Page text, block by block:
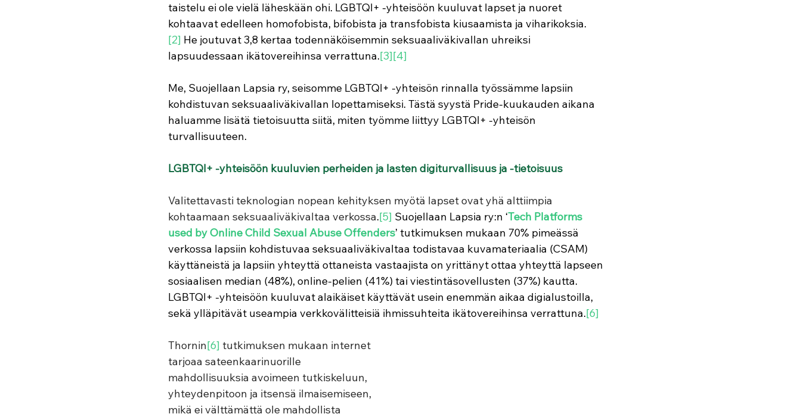
taistelu ei ole vielä läheskään ohi. LGBTQI+ -yhteisöön kuuluvat lapset ja nuoret
kohtaavat edelleen homofobista, bifobista ja transfobista kiusaamista ja viharikoksia.
[2] He joutuvat 3,8 kertaa todennäköisemmin seksuaaliväkivallan uhreiksi
lapsuudessaan ikätovereihinsa verrattuna.[3][4]
Me, Suojellaan Lapsia ry, seisomme LGBTQI+ -yhteisön rinnalla työssämme lapsiin
kohdistuvan seksuaaliväkivallan lopettamiseksi. Tästä syystä Pride-kuukauden aikana
haluamme lisätä tietoisuutta siitä, miten työmme liittyy LGBTQI+ -yhteisön
turvallisuuteen.
LGBTQI+ -yhteisöön kuuluvien perheiden ja lasten digiturvallisuus ja -tietoisuus
Valitettavasti teknologian nopean kehityksen myötä lapset ovat yhä alttiimpia
kohtaamaan seksuaaliväkivaltaa verkossa.[5] Suojellaan Lapsia ry:n ‘Tech Platforms
used by Online Child Sexual Abuse Offenders’ tutkimuksen mukaan 70% pimeässä
verkossa lapsiin kohdistuvaa seksuaaliväkivaltaa todistavaa kuvamateriaalia (CSAM)
käyttäneistä ja lapsiin yhteyttä ottaneista vastaajista on yrittänyt ottaa yhteyttä lapseen
sosiaalisen median (48%), online-pelien (41%) tai viestintäsovellusten (37%) kautta.
LGBTQI+ -yhteisöön kuuluvat alaikäiset käyttävät usein enemmän aikaa digialustoilla,
sekä ylläpitävät useampia verkkovälitteisiä ihmissuhteita ikätovereihinsa verrattuna.[6]
Thornin[6] tutkimuksen mukaan internet
tarjoaa sateenkaarinuorille
mahdollisuuksia avoimeen tutkiskeluun,
yhteydenpitoon ja itsensä ilmaisemiseen,
mikä ei välttämättä ole mahdollista